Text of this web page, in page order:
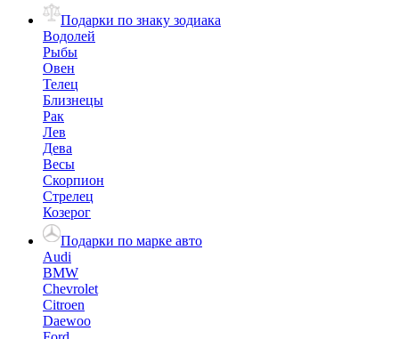
Подарки по знаку зодиака
Водолей
Рыбы
Овен
Телец
Близнецы
Рак
Лев
Дева
Весы
Скорпион
Стрелец
Козерог
Подарки по марке авто
Audi
BMW
Chevrolet
Citroen
Daewoo